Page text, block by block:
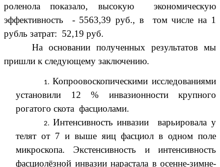
роленола показало, высокую экономическую
эффективность - 5563,39 руб., в том числе на 1
рубль затрат: 52,19 руб.
На основании полученных результатов мы
пришли к следующему заключению.
Копроовоскопическими исследованиями
установили 12 % инвазионности крупного
рогатого скота фасциолами.
Интенсивность инвазии варьировала у
телят от 7 и выше яиц фасциол в одном поле
микроскопа. Экстенсивность и интенсивность
фасциолёзной инвазии нарастала в осенне-зимне-